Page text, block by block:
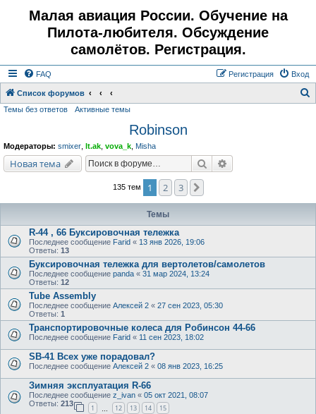
Малая авиация России. Обучение на
Пилота-любителя. Обсуждение
самолётов. Регистрация.
FAQ Вход
Регистрация
Список форумов
Темы без ответов Активные темы
Robinson
Модераторы: smixer lt.ak vova_k Misha
Новая тема Поиск
135 тем 1 2 3
Темы
R-44 , 66 Буксировочная тележка
Последнее сообщение Farid « 13 янв 2026, 19:06
Ответы: 13
Буксировочная тележка для вертолетов/самолетов
Последнее сообщение panda « 31 мар 2024, 13:24
Ответы: 12
Tube Assembly
Последнее сообщение Алексей 2 « 27 сен 2023, 05:30
Ответы: 1
Транспортировочные колеса для Робинсон 44-66
Последнее сообщение Farid « 11 сен 2023, 18:02
SB-41 Всех уже порадовал?
Последнее сообщение Алексей 2 « 08 янв 2023, 16:25
Зимняя эксплуатация R-66
Последнее сообщение z_ivan « 05 окт 2021, 08:07
Ответы: 213
1 12 13 14 15